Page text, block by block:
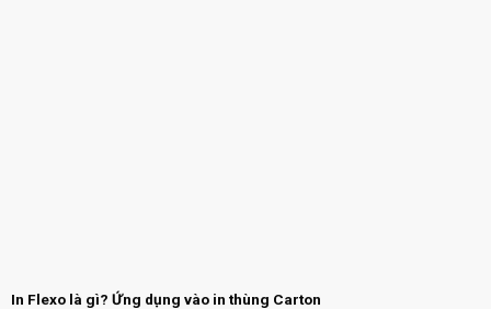
In Flexo là gì? Ứng dụng vào in thùng Carton